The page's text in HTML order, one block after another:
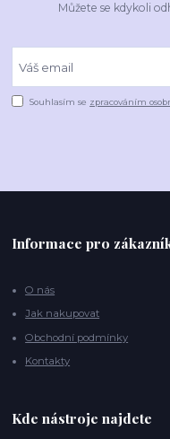
Můžete se kdykoli
Souhlasím se zpracováním
Informace pro
O nás
Jak nakupovat
Obchodní podmínky
Kontakty
Kde nástroje najdete